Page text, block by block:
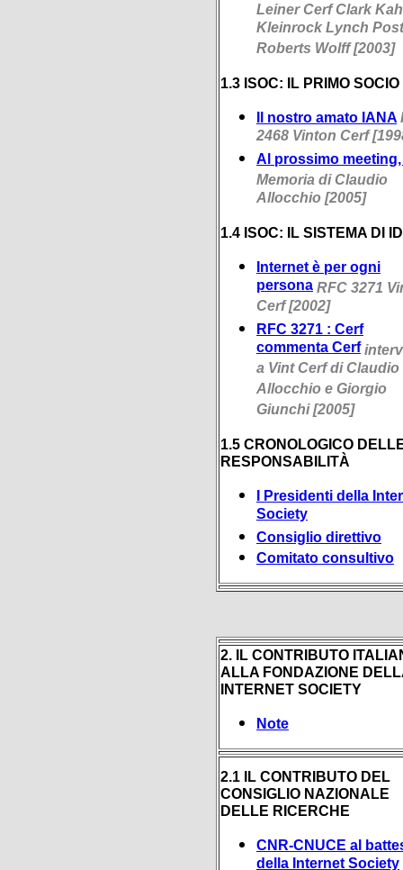
Leiner Cerf Clark
Kleinrock Lynch
Roberts Wolff [2003]
1.3 ISOC: IL PRIMO SOCIO
Il nostro amato IANA
2468 Vinton Cerf
Al prossimo
Memoria di Claudio
Allocchio [2005]
1.4 ISOC: IL SISTEMA DI
Internet è per ogni
persona RFC 3271
Cerf [2002]
RFC 3271 : Cerf
commenta Cerf
a Vint Cerf di Claudio
Allocchio e Giorgio
Giunchi [2005]
1.5 CRONOLOGICO
RESPONSABILITÀ
I Presidenti della
Society
Consiglio direttivo
Comitato consultivo
2. IL CONTRIBUTO
ALLA FONDAZIONE
INTERNET SOCIETY
Note
2.1 IL CONTRIBUTO DEL
CONSIGLIO NAZIONALE
DELLE RICERCHE
CNR-CNUCE al
della Internet Society